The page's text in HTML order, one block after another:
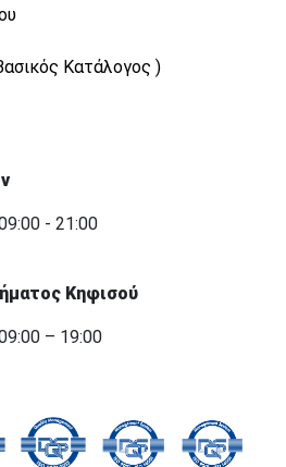
Κατάλογος )
- 21:00
Κηφισού
– 19:00